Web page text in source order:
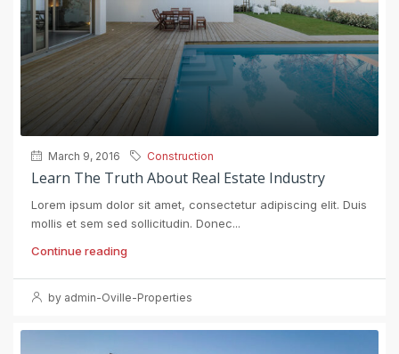
March 9, 2016 Construction
Learn The Truth About Real Estate Industry
Lorem ipsum dolor sit amet, consectetur adipiscing elit. Duis
mollis et sem sed sollicitudin. Donec...
Continue reading
by admin-Oville-Properties